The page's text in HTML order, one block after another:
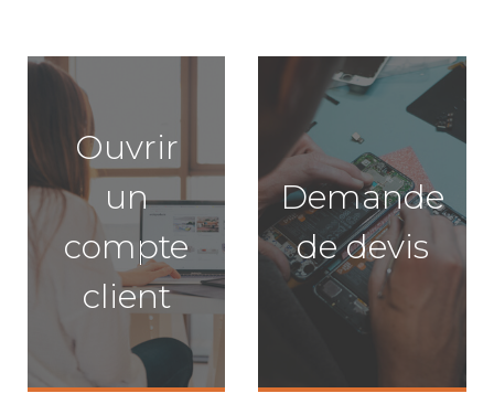
Ouvrir
un
compte
client
Demande
de devis